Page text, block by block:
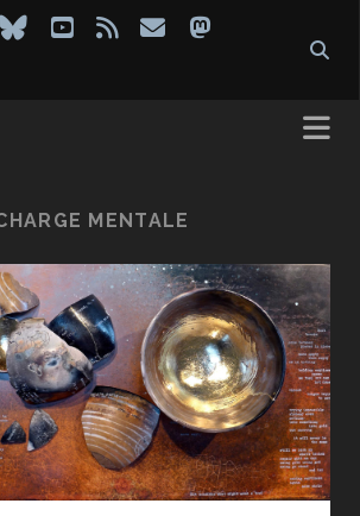
blueskyyoutube
rss emailmastodon
MENTALE